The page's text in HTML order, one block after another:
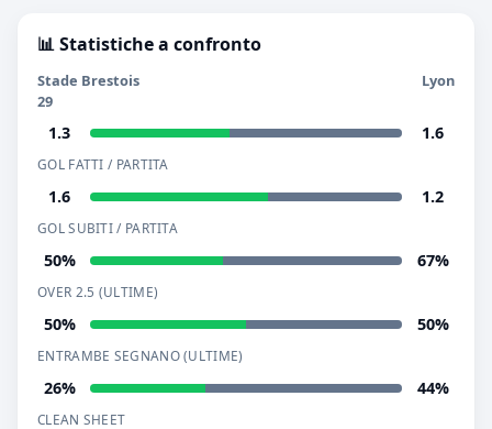
📊 Statistiche a confronto
Stade Brestois
29
Lyon
1.3 1.6
GOL FATTI / PARTITA
1.6 1.2
GOL SUBITI / PARTITA
50% 67%
OVER 2.5 (ULTIME)
50% 50%
ENTRAMBE SEGNANO (ULTIME)
26% 44%
CLEAN SHEET